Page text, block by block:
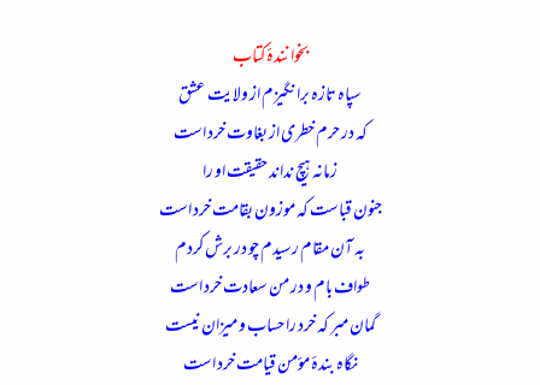
بخوانندۂ کتاب
سپاہ تازہ برانگیزم از ولایت عشق
کہ در حرم خطری از بغاوت خرد است
زمانہ ہیچ نداند حقیقت او را
جنون قباست کہ موزون بقامت خرد است
بہ آن مقام رسیدم چو در برش کردم
طواف بام و در من سعادت خرد است
گمان مبر کہ خرد را حساب و میزان نیست
نگاہ بندۂ مؤمن قیامت خرد است